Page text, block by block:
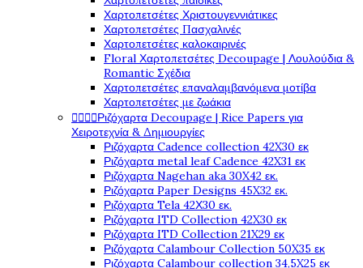
Χαρτοπετσέτες Χριστουγεννιάτικες
Χαρτοπετσέτες Πασχαλινές
Χαρτοπετσέτες καλοκαιρινές
Floral Χαρτοπετσέτες Decoupage | Λουλούδια &
Romantic Σχέδια
Χαρτοπετσέτες επαναλαμβανόμενα μοτίβα
Χαρτοπετσέτες με ζωάκια
Ριζόχαρτα Decoupage | Rice Papers για
Χειροτεχνία & Δημιουργίες
Ριζόχαρτα Cadence collection 42X30 εκ
Ριζόχαρτα metal leaf Cadence 42X31 εκ
Ριζόχαρτα Nagehan aka 30X42 εκ.
Ριζόχαρτα Paper Designs 45X32 εκ.
Ριζόχαρτα Tela 42Χ30 εκ.
Ριζόχαρτα ITD Collection 42X30 εκ
Ριζόχαρτα ITD Collection 21X29 εκ
Ριζόχαρτα Calambour Collection 50X35 εκ
Ριζόχαρτα Calambour collection 34,5X25 εκ